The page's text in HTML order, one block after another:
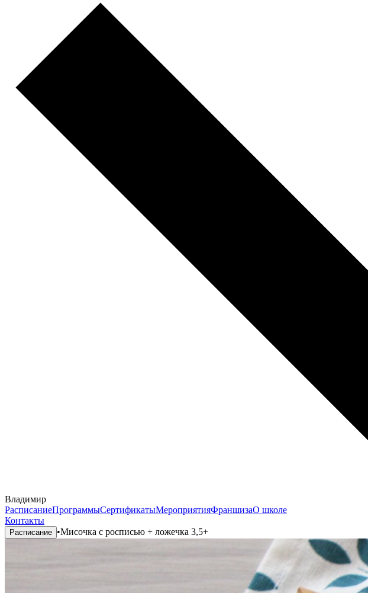
Владимир
РасписаниеПрограммыСертификатыМероприятияФраншизаО школе
Контакты
Расписание •Мисочка с росписью + ложечка 3,5+